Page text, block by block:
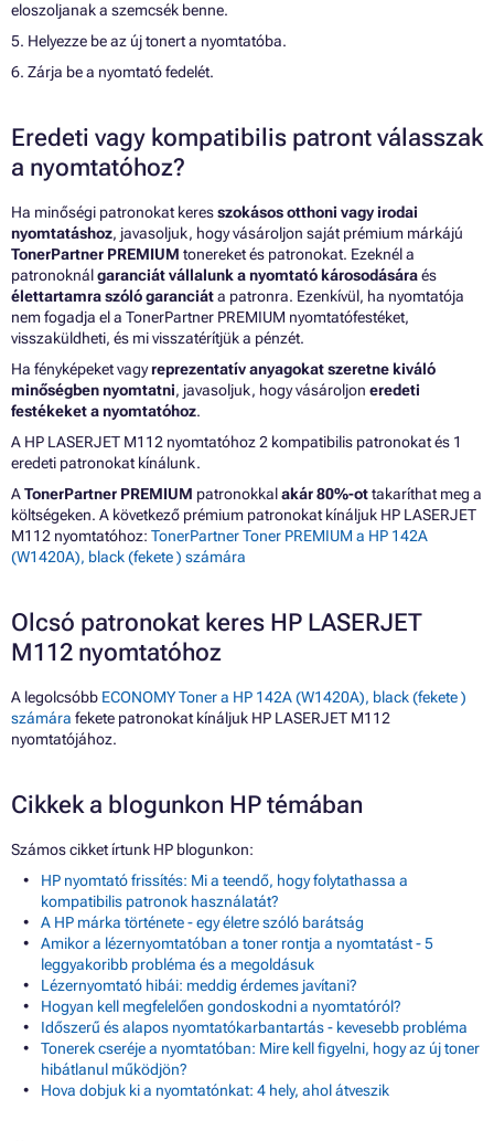
eloszoljanak a szemcsék benne.
5. Helyezze be az új tonert a nyomtatóba.
6. Zárja be a nyomtató fedelét.
Eredeti vagy kompatibilis patront válasszak
a nyomtatóhoz?
Ha minőségi patronokat keresszokásos otthoni vagy irodai
nyomtatáshoz, javasoljuk, hogy vásároljon saját prémium márkájú
TonerPartner PREMIUM tonereket és patronokat. Ezeknél a
patronoknálgaranciát vállalunk a nyomtató károsodásáraés
élettartamra szóló garanciáta patronra. Ezenkívül, ha nyomtatója
nem fogadja el a TonerPartner PREMIUM nyomtatófestéket,
visszaküldheti, és mi visszatérítjük a pénzét.
Ha fényképeket vagyreprezentatív anyagokat szeretne kiváló
minőségben nyomtatni, javasoljuk, hogy vásároljon eredeti
festékeket a nyomtatóhoz.
A HP LASERJET M112 nyomtatóhoz 2 kompatibilis patronokat és 1
eredeti patronokat kínálunk.
ATonerPartner PREMIUM patronokkalakár 80%-ottakaríthat meg a
költségeken. A következő prémium patronokat kínáljuk HP LASERJET
M112 nyomtatóhoz: TonerPartner Toner PREMIUM a HP 142A
(W1420A), black (fekete ) számára
Olcsó patronokat keres HP LASERJET
M112 nyomtatóhoz
A legolcsóbb ECONOMY Toner a HP 142A (W1420A), black (fekete )
számára fekete patronokat kínáljuk HP LASERJET M112
nyomtatójához.
Cikkek a blogunkon HP témában
Számos cikket írtunk HP blogunkon:
HP nyomtató frissítés: Mi a teendő, hogy folytathassa a
kompatibilis patronok használatát?
A HP márka története - egy életre szóló barátság
Amikor a lézernyomtatóban a toner rontja a nyomtatást - 5
leggyakoribb probléma és a megoldásuk
Lézernyomtató hibái: meddig érdemes javítani?
Hogyan kell megfelelően gondoskodni a nyomtatóról?
Időszerű és alapos nyomtatókarbantartás - kevesebb probléma
Tonerek cseréje a nyomtatóban: Mire kell figyelni, hogy az új toner
hibátlanul működjön?
Hova dobjuk ki a nyomtatónkat: 4 hely, ahol átveszik